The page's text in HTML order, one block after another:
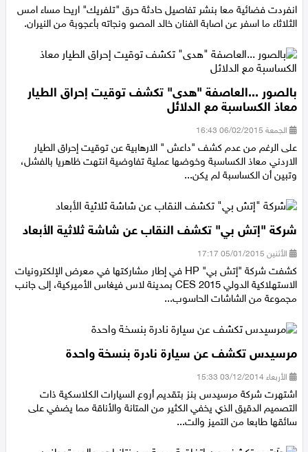
الخميس 05/03/2015 09:53
انفردت فضائية معا بنشر تفاصيل حادثة حرق "تلفريك" اريحا مساء امس
بالصور ...العاصفة "هدى" تكشف توقيت إحراق الطيار
معاذ الكساسبة مع الدلائل
الجمعة 06/02/2015 16:43
على الرغم من عدم كشف "داعش " الارهابية عن توقيت إحراق الطيار
الاردني معاذ الكساسبة وخوضها عملية تفاوضية انتهت ظاهريا بالفشل،
شركة "إتش بي" تكشف النقاب عن شاشة ثلاثية الأبعاد
الأثنين 05/01/2015 17:17
كشفت شركة "إتش بي" HP في إطار مشاركتها في معرض الإلكترونيات
الاستهلاكية الدولي CES 2015 بمدينة لاس فيغاس الأميركية، إلى جانب
مرسيدس تكشف عن سيارة نادرة بنسخة واحدة
الأربعاء 03/12/2014 15:33
اشتهرت شركة مرسيدس بنز بتقديم أروع السيارات الكلاسكية ذات
التصميم الدقيق الذي يخفي الكثير من المتانة والأناقة مما يضفي على